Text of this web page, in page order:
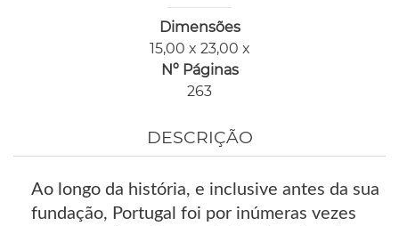
Dimensões
15,00 x 23,00 x
Nº Páginas
263
DESCRIÇÃO
Ao longo da história, e inclusive antes da sua
fundação, Portugal foi por inúmeras vezes